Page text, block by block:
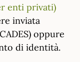
enti privati)
inviata
oppure
di identità.